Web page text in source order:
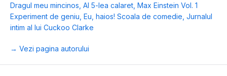
Dragul meu mincinos Al 5-lea calaret Max Einstein Vol. 1
Experiment de geniu Eu, haios! Scoala de comedie Jurnalul
intim al lui Cuckoo Clarke
→ Vezi pagina autorului